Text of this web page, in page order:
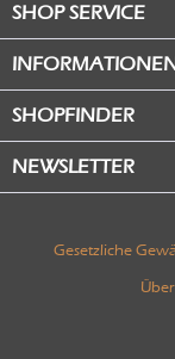
SHOP SERVICE
SHOPFINDER
NEWSLETTER
Gesetzliche